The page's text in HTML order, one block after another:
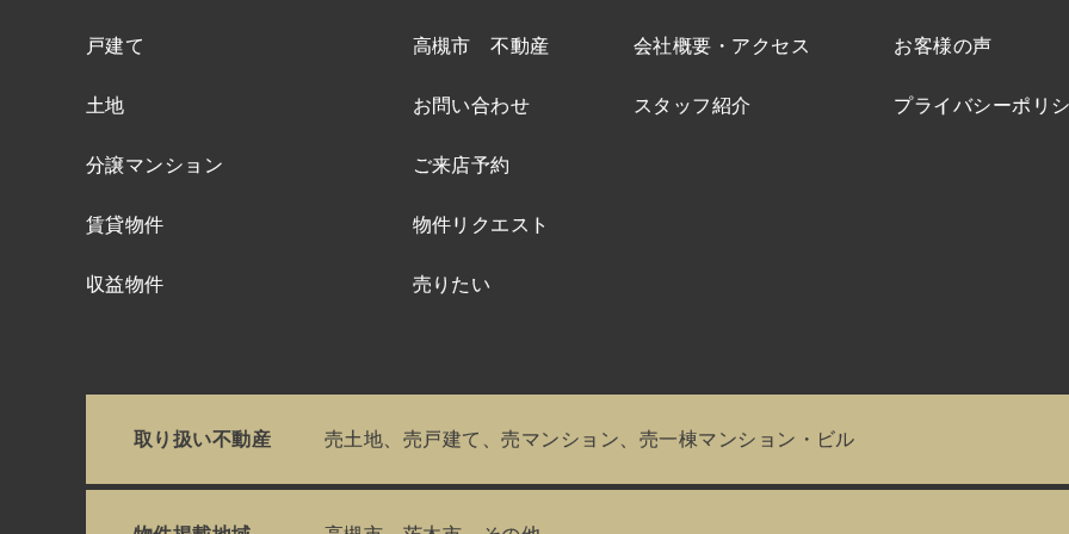
戸建て
土地
分譲マンション
賃貸物件
収益物件
高槻市 不動産
お問い合わせ
ご来店予約
物件リクエスト
売りたい
会社概要・アクセス
スタッフ紹介
お客様の声
プライバシーポリ
取り扱い不動産 売土地、売戸建て、売マンション、売一棟マンション・ビル